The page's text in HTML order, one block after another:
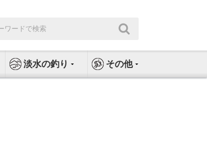
淡水の釣り その他